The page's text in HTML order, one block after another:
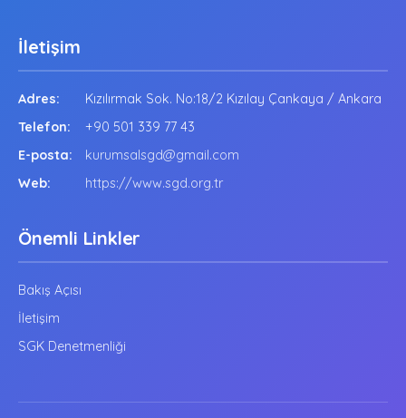
İletişim
Adres:
Kızılırmak Sok. No:18/2 Kızılay Çankaya / Ankara
Telefon:
+90 501 339 77 43
E-posta:
kurumsalsgd@gmail.com
Web:
https://www.sgd.org.tr
Önemli Linkler
Bakış Açısı
İletişim
SGK Denetmenliği